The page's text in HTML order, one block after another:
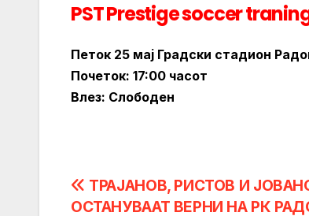
PST Prestige soccer
Петок 25 мај Градски стадион
Почеток: 17:00 часот
Влез: Слободен
Post
ТРАЈАНОВ, РИСТОВ И
ОСТАНУВААТ ВЕРНИ НА РК